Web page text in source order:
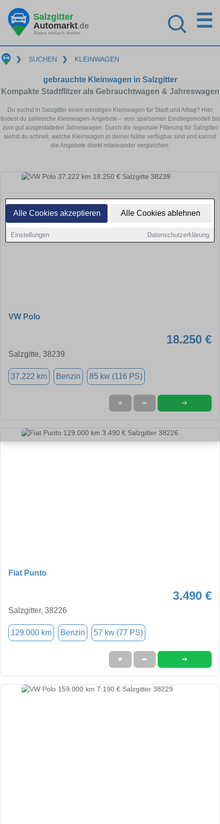
Alle Cookies akzeptieren Alle Cookies ablehnen
Einstellungen Datenschutzerklärung
Salzgitter
Automarkt.de
Autos einfach finden
☰
❯ SUCHEN ❯ KLEINWAGEN
gebrauchte Kleinwagen in Salzgitter
Kompakte Stadtflitzer als Gebrauchtwagen & Jahreswagen
Du suchst in Salzgitter einen wendigen Kleinwagen für Stadt und Alltag? Hier
findest du zahlreiche Kleinwagen-Angebote – vom sparsamen Einstiegsmodell bis
zum gut ausgestatteten Jahreswagen. Durch die regionale Filterung für Salzgitter
siehst du schnell, welche Kleinwagen in deiner Nähe verfügbar sind und kannst
die Angebote direkt miteinander vergleichen.
VW Polo
18.250 €
Salzgitte, 38239
37.222 km Benzin 85 kw (116 PS)
★ ➦ ➜
Fiat Punto
3.490 €
Salzgitter, 38226
129.000 km Benzin 57 kw (77 PS)
★ ➦ ➜